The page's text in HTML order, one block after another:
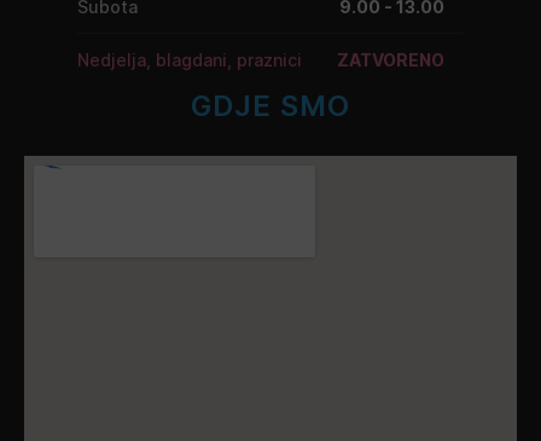
Subota 9.00 - 13.00
Nedjelja, blagdani, praznici ZATVORENO
GDJE SMO